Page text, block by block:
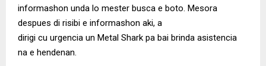
informashon unda lo mester busca e boto. Mesora
despues di risibi e informashon aki, a
dirigi cu urgencia un Metal Shark pa bai brinda asistencia
na e hendenan.